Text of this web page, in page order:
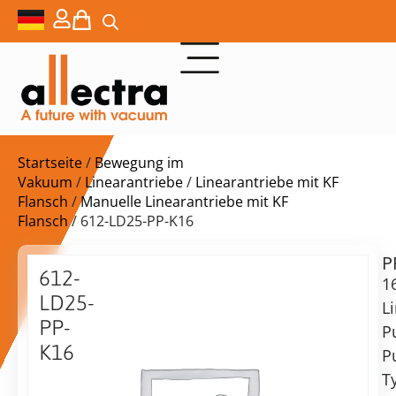
Startseite/ Bewegung im
Vakuum / Linearantriebe/ Linearantriebe mit KF
Flansch /Manuelle Linearantriebe mit KF
Flansch/ 612-LD25-PP-K16
612-
LD25-
PP-
K16
$
Lieferzeit: